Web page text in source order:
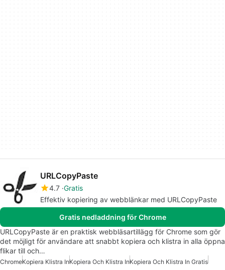
URLCopyPaste
4.7 Gratis
Effektiv kopiering av webblänkar med URLCopyPaste
Gratis nedladdning för Chrome
URLCopyPaste är en praktisk webbläsartillägg för Chrome som gör
det möjligt för användare att snabbt kopiera och klistra in alla öppna
flikar till och…
ChromeKopiera Klistra InKopiera Och Klistra InKopiera Och Klistra In Gratis